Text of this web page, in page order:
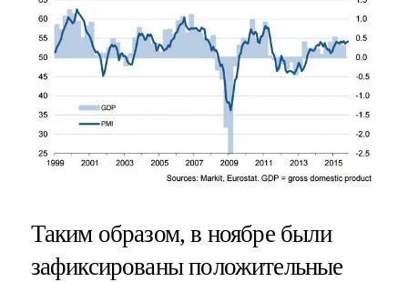
Таким образом, в ноябре были
зафиксированы положительные